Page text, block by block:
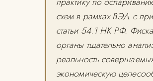
схем в рамках ВЭД с
статьи 54.1 НК РФ.
органы тщательно
реальность
экономическую